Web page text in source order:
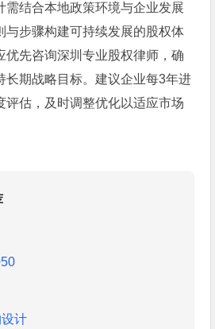
需结合本地政策环境与企业发展
与步骤构建可持续发展的股权体
优先咨询深圳专业股权律师，确
长期战略目标。建议企业每3年进
评估，及时调整优化以适应市场
计